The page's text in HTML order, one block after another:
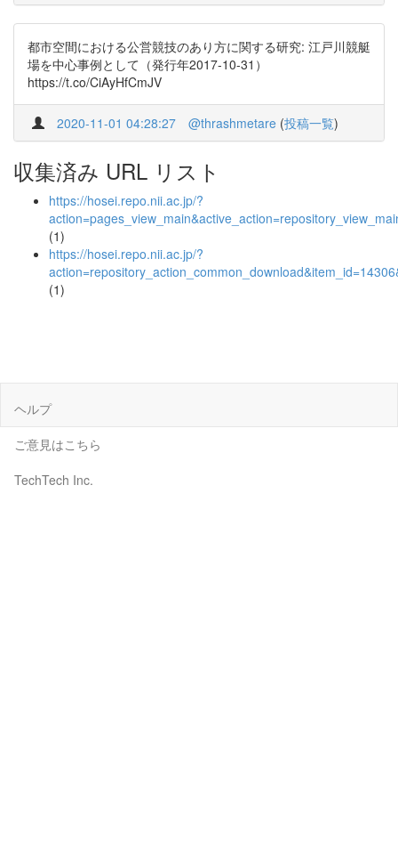
都市空間における公営競技のあり方に関する研究: 江戸川競艇
場を中心事例として（発行年2017-10-31）
https://t.co/CiAyHfCmJV
2020-11-01 04:28:27 @thrashmetare (投稿一覧)
収集済み URL リスト
https://hosei.repo.nii.ac.jp/?
(1)
https://hosei.repo.nii.ac.jp/?
(1)
ヘルプ
ご意見はこちら
TechTech Inc.